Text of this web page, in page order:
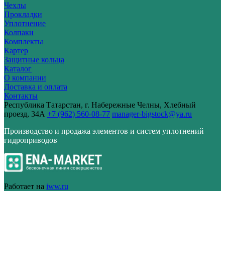
Чехлы
Прокладки
Уплотнение
Колпаки
Комплекты
Картер
Защитные кольца
Каталог
О компании
Доставка и оплата
Контакты
Республика Татарстан, г. Набережные Челны, Хлебный
проезд, 34А +7 (962) 560-08-77 manager-bigstock@ya.ru
Производство и продажа элементов и систем уплотнений
гидроприводов
Работает на iww.ru